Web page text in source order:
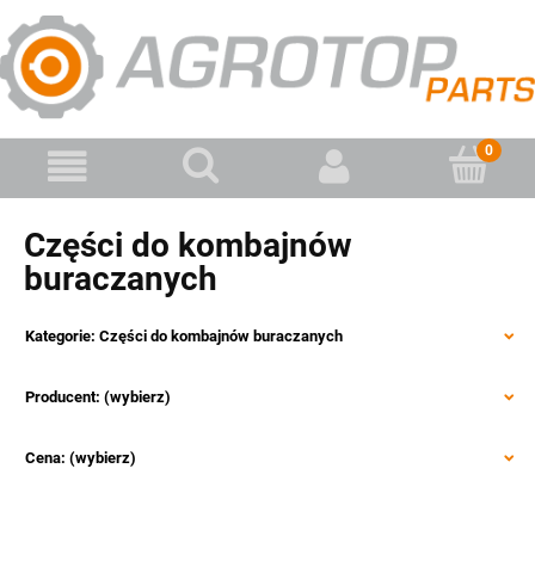
Części do kombajnów
buraczanych
Kategorie: Części do kombajnów buraczanych
Producent: (wybierz)
Cena: (wybierz)